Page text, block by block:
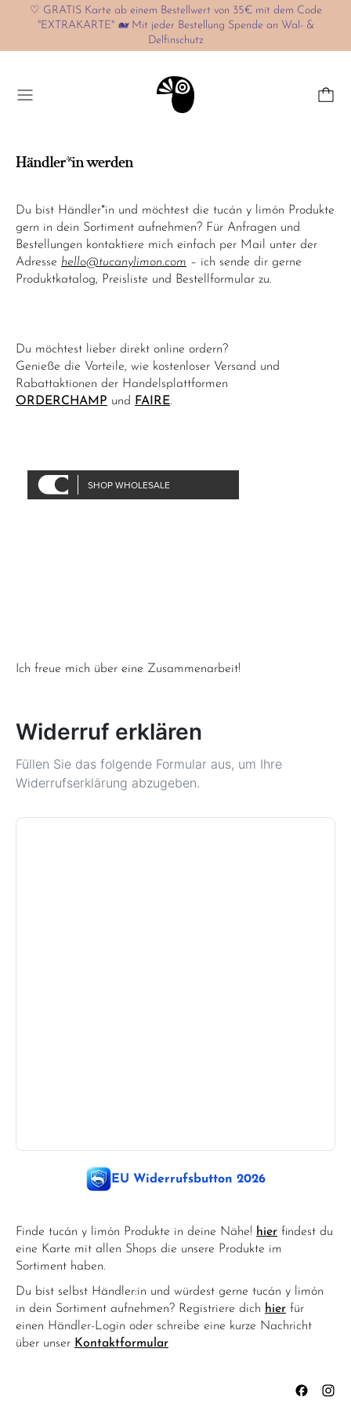
♡ GRATIS Karte ab einem Bestellwert von 35€ mit dem Code
"EXTRAKARTE" 🐋 Mit jeder Bestellung Spende an Wal- &
Delfinschutz
Menü
Händler*in werden
Du bist Händler*in und möchtest die tucán y limón Produkte
gern in dein Sortiment aufnehmen? Für Anfragen und
Bestellungen kontaktiere mich einfach per Mail unter der
Adresse hello@tucanylimon.com – ich sende dir gerne
Produktkatalog, Preisliste und Bestellformular zu.
Du möchtest lieber direkt online ordern?
Genieße die Vorteile, wie kostenloser Versand und
Rabattaktionen der Handelsplattformen
ORDERCHAMP und FAIRE.
Ich freue mich über eine Zusammenarbeit!
Widerruf erklären
Füllen Sie das folgende Formular aus, um Ihre
Widerrufserklärung abzugeben.
EU Widerrufsbutton 2026
Finde tucán y limón Produkte in deine Nähe! hier findest du
eine Karte mit allen Shops die unsere Produkte im
Sortiment haben.
Du bist selbst Händler:in und würdest gerne tucán y limón
in dein Sortiment aufnehmen? Registriere dich hier für
einen Händler-Login oder schreibe eine kurze Nachricht
über unser Kontaktformular